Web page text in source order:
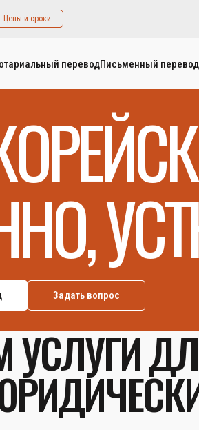
Цены и сроки
переводПисьменный перевод
Задать вопрос
УСЛУГИ